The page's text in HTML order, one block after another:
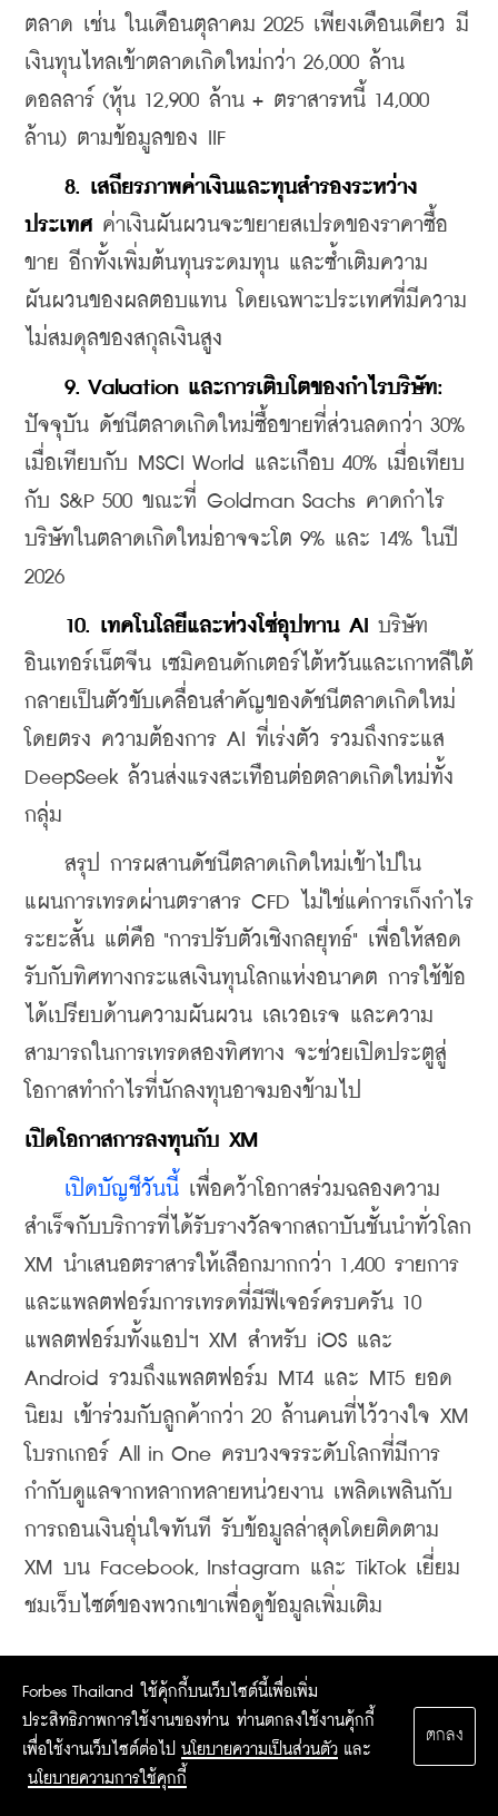
ตลาด เช่น ในเดือนตุลาคม 2025 เพียงเดือนเดียว มี
เงินทุนไหลเข้าตลาดเกิดใหม่กว่า 26,000 ล้าน
ดอลลาร์ (หุ้น 12,900 ล้าน + ตราสารหนี้ 14,000
ล้าน) ตามข้อมูลของ IIF
8. เสถียรภาพค่าเงินและทุนสำรองระหว่าง
ประเทศ ค่าเงินผันผวนจะขยายสเปรดของราคาซื้อ
ขาย อีกทั้งเพิ่มต้นทุนระดมทุน และซ้ำเติมความ
ผันผวนของผลตอบแทน โดยเฉพาะประเทศที่มีความ
ไม่สมดุลของสกุลเงินสูง
9. Valuation และการเติบโตของกำไรบริษัท:
ปัจจุบัน ดัชนีตลาดเกิดใหม่ซื้อขายที่ส่วนลดกว่า 30%
เมื่อเทียบกับ MSCI World และเกือบ 40% เมื่อเทียบ
กับ S&P 500 ขณะที่ Goldman Sachs คาดกำไร
บริษัทในตลาดเกิดใหม่อาจจะโต 9% และ 14% ในปี
2026
10. เทคโนโลยีและห่วงโซ่อุปทาน AI
บริษัท
อินเทอร์เน็ตจีน เซมิคอนดักเตอร์ไต้หวันและเกาหลีใต้
กลายเป็นตัวขับเคลื่อนสำคัญของดัชนีตลาดเกิดใหม่
โดยตรง ความต้องการ AI ที่เร่งตัว รวมถึงกระแส
DeepSeek ล้วนส่งแรงสะเทือนต่อตลาดเกิดใหม่ทั้ง
กลุ่ม
สรุป การผสานดัชนีตลาดเกิดใหม่เข้าไปใน
แผนการเทรดผ่านตราสาร CFD ไม่ใช่แค่การเก็งกำไร
ระยะสั้น แต่คือ "การปรับตัวเชิงกลยุทธ์" เพื่อให้สอด
รับกับทิศทางกระแสเงินทุนโลกแห่งอนาคต การใช้ข้อ
ได้เปรียบด้านความผันผวน เลเวอเรจ และความ
สามารถในการเทรดสองทิศทาง จะช่วยเปิดประตูสู่
โอกาสทำกำไรที่นักลงทุนอาจมองข้ามไป
เปิดโอกาสการลงทุนกับ XM
เปิดบัญชีวันนี้ เพื่อคว้าโอกาสร่วมฉลองความ
สำเร็จกับบริการที่ได้รับรางวัลจากสถาบันชั้นนำทั่วโลก
XM นำเสนอตราสารให้เลือกมากกว่า 1,400 รายการ
และแพลตฟอร์มการเทรดที่มีฟีเจอร์ครบครัน 10
แพลตฟอร์มทั้งแอปฯ XM สำหรับ iOS และ
Android รวมถึงแพลตฟอร์ม MT4 และ MT5 ยอด
นิยม เข้าร่วมกับลูกค้ากว่า 20 ล้านคนที่ไว้วางใจ XM
โบรกเกอร์ All in One ครบวงจรระดับโลกที่มีการ
กำกับดูแลจากหลากหลายหน่วยงาน เพลิดเพลินกับ
การถอนเงินอุ่นใจทันที รับข้อมูลล่าสุดโดยติดตาม
XM บน Facebook, Instagram และ TikTok เยี่ยม
ชมเว็บไซต์ของพวกเขาเพื่อดูข้อมูลเพิ่มเติม
Forbes Thailand ใช้คุ้กกี้บนเว็บไซต์นี้เพื่อเพิ่ม
ประสิทธิภาพการใช้งานของท่าน ท่านตกลงใช้งานคุ้กกี้
เพื่อใช้งานเว็บไซต์ต่อไป นโยบายความเป็นส่วนตัว และ
นโยบายความการใช้คุกกี้
ตกลง